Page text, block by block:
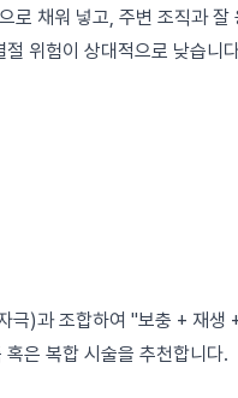
로 채워 넣고, 주변 조직과 잘
위험이 상대적으로 낮습니
)과 조합하여 "보충 + 재생
은 복합 시술을 추천합니다.